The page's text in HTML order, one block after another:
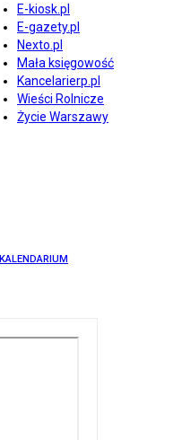
E-kiosk.pl
E-gazety.pl
Nexto.pl
Mała księgowość
Kancelarierp.pl
Wieści Rolnicze
Życie Warszawy
KALENDARIUM